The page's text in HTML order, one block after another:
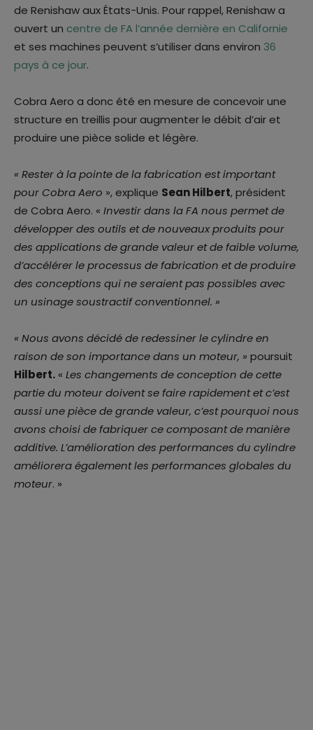
de Renishaw aux États-Unis. Pour rappel, Renishaw a
ouvert un centre de FA l’année dernière en Californie
et ses machines peuvent s’utiliser dans environ 36
pays à ce jour.
Cobra Aero a donc été en mesure de concevoir une
structure en treillis pour augmenter le débit d’air et
produire une pièce solide et légère.
« Rester à la pointe de la fabrication est important
pour Cobra Aero », explique Sean Hilbert, président
de Cobra Aero. « Investir dans la FA nous permet de
développer des outils et de nouveaux produits pour
des applications de grande valeur et de faible volume,
d’accélérer le processus de fabrication et de produire
des conceptions qui ne seraient pas possibles avec
un usinage soustractif conventionnel. »
« Nous avons décidé de redessiner le cylindre en
raison de son importance dans un moteur, » poursuit
Hilbert. « Les changements de conception de cette
partie du moteur doivent se faire rapidement et c’est
aussi une pièce de grande valeur, c’est pourquoi nous
avons choisi de fabriquer ce composant de manière
additive. L’amélioration des performances du cylindre
améliorera également les performances globales du
moteur. »